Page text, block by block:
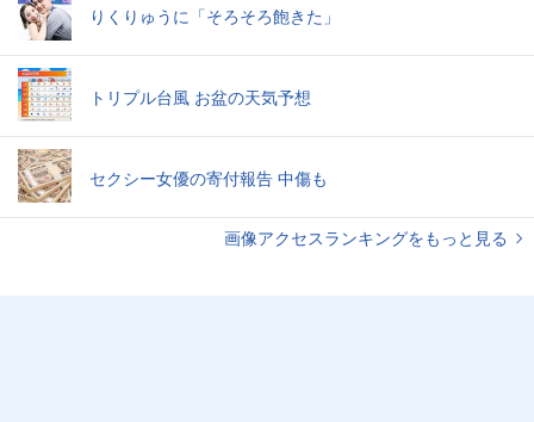
りくりゅうに「そろそろ飽きた」
トリプル台風 お盆の天気予想
セクシー女優の寄付報告 中傷も
画像アクセスランキングをもっと見る